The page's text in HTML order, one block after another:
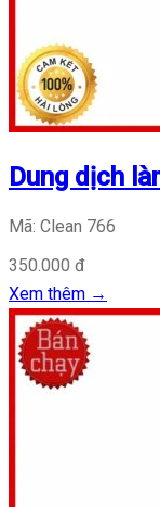
Dung dịch
Mã: Clean 766
350.000 đ
Xem thêm →